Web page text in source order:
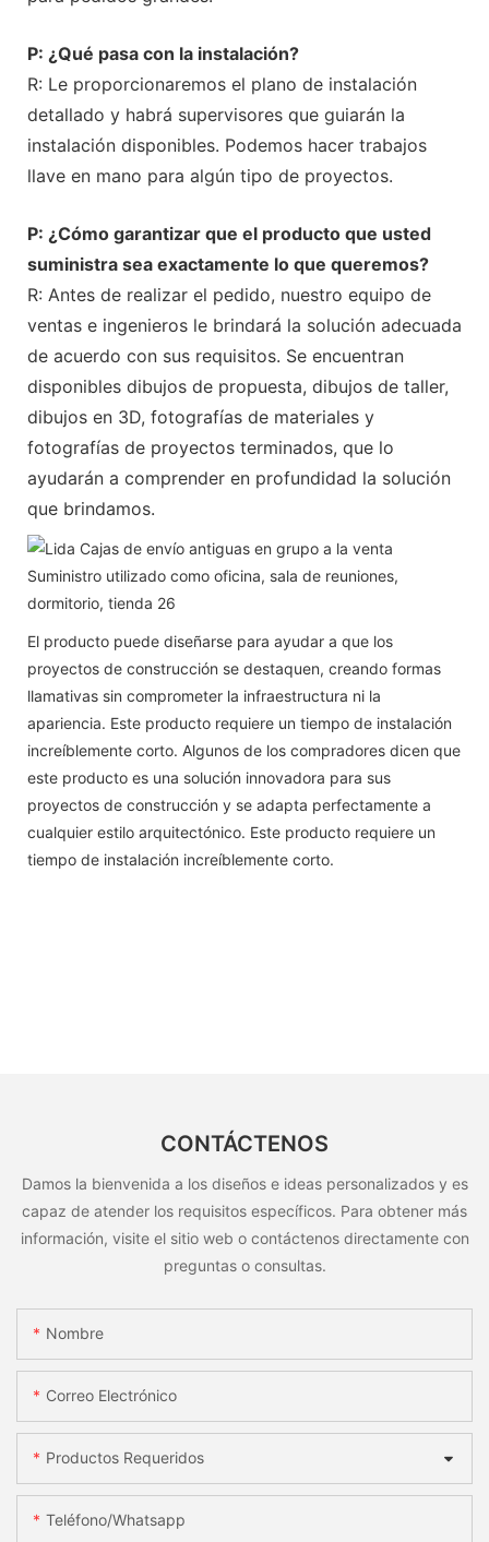
P: ¿Qué pasa con la instalación?
R: Le proporcionaremos el plano de instalación
detallado y habrá supervisores que guiarán la
instalación disponibles. Podemos hacer trabajos
llave en mano para algún tipo de proyectos.
P: ¿Cómo garantizar que el producto que usted
suministra sea exactamente lo que queremos?
R: Antes de realizar el pedido, nuestro equipo de
ventas e ingenieros le brindará la solución adecuada
de acuerdo con sus requisitos. Se encuentran
disponibles dibujos de propuesta, dibujos de taller,
dibujos en 3D, fotografías de materiales y
fotografías de proyectos terminados, que lo
ayudarán a comprender en profundidad la solución
que brindamos.
El producto puede diseñarse para ayudar a que los
proyectos de construcción se destaquen, creando formas
llamativas sin comprometer la infraestructura ni la
apariencia. Este producto requiere un tiempo de instalación
increíblemente corto. Algunos de los compradores dicen que
este producto es una solución innovadora para sus
proyectos de construcción y se adapta perfectamente a
cualquier estilo arquitectónico. Este producto requiere un
tiempo de instalación increíblemente corto.
CONTÁCTENOS
Damos la bienvenida a los diseños e ideas personalizados y es
capaz de atender los requisitos específicos. Para obtener más
información, visite el sitio web o contáctenos directamente con
preguntas o consultas.
Nombre
Correo Electrónico
Productos Requeridos
Teléfono/whatsapp